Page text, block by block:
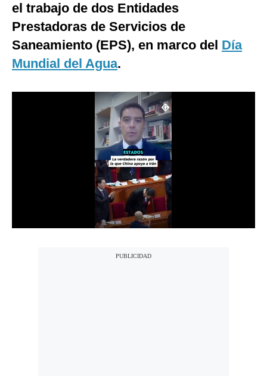
Internacional
Club del Suscriptor
el trabajo de dos Entidades
Prestadoras de Servicios de
Saneamiento (EPS), en marco del Día
Mundial del Agua.